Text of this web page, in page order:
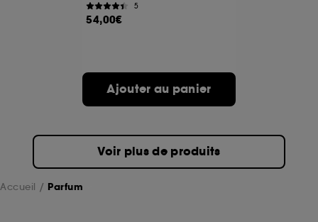
5
54,00€
Ajouter au panier
Voir plus de produits
Accueil Parfum